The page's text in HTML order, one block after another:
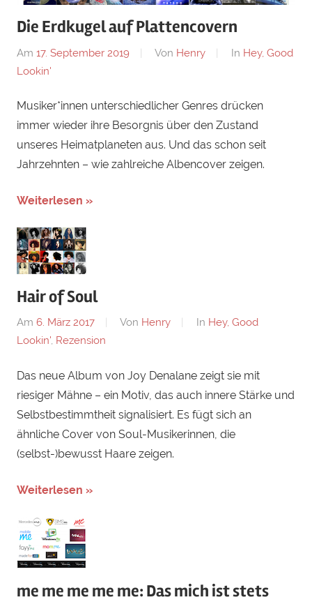
Die Erdkugel auf Plattencovern
Am 17. September 2019 Von Henry In Hey, Good
Lookin'
Musiker*innen unterschiedlicher Genres drücken
immer wieder ihre Besorgnis über den Zustand
unseres Heimatplaneten aus. Und das schon seit
Jahrzehnten – wie zahlreiche Albencover zeigen.
Weiterlesen »
Hair of Soul
Am 6. März 2017 Von Henry In Hey, Good
Lookin', Rezension
Das neue Album von Joy Denalane zeigt sie mit
riesiger Mähne – ein Motiv, das auch innere Stärke und
Selbstbestimmtheit signalisiert. Es fügt sich an
ähnliche Cover von Soul-Musikerinnen, die
(selbst-)bewusst Haare zeigen.
Weiterlesen »
me me me me me: Das mich ist stets